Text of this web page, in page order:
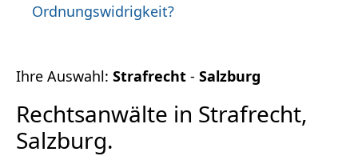
Ordnungswidrigkeit?
Ihre Auswahl: Strafrecht - Salzburg
Rechtsanwälte in Strafrecht,
Salzburg.